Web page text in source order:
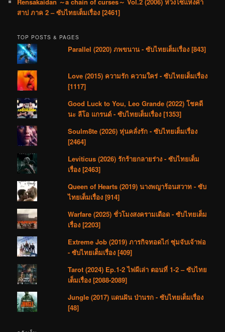
Good Luck to You, Leo Grande (2022) โชคดี
Soulm8te (2026) หุ่นคลั่งรัก - ซับไทยเต็มเรื่อง
[2464]
Leviticus (2026) รักร้ายกลายร่าง - ซับไทยเต็ม
เรื่อง [2463]
Queen of Hearts (2019) นางพญาร้อนสวาท - ซับ
ไทยเต็มเรื่อง [914]
Warfare (2025) ชั่วโมงสงครามเดือด - ซับไทยเต็ม
เรื่อง [2203]
Extreme Job (2019) ภารกิจทอดไก่ ซุ่มจับเจ้าพ่อ
- ซับไทยเต็มเรื่อง [409]
Tarot (2024) Ep.1-2 ไพ่ผีเล่า ตอนที่ 1-2 – ซับไทย
เต็มเรื่อง [2088-2089]
Jungle (2017) แดนฝัน ป่านรก - ซับไทยเต็มเรื่อง
[48]
คลังเก็บ
เก็บ